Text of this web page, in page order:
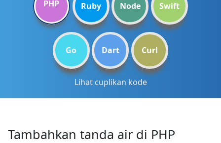
PHP Ruby Node Swift
Go Dart Curl
Lihat cuplikan kode
Tambahkan tanda air di PHP